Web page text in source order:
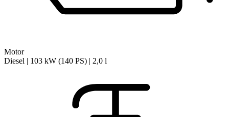
Motor
Diesel | 103 kW (140 PS) | 2,0 l